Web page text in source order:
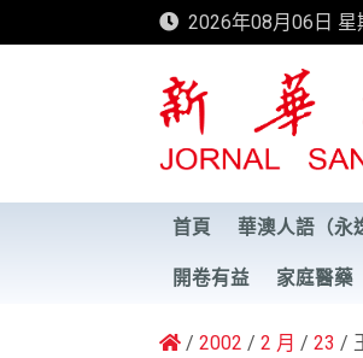
to
2026年08月06日 星
新華澳報
首頁 華澳人語（永
開卷有益 家庭醫藥
2002 2 月 23